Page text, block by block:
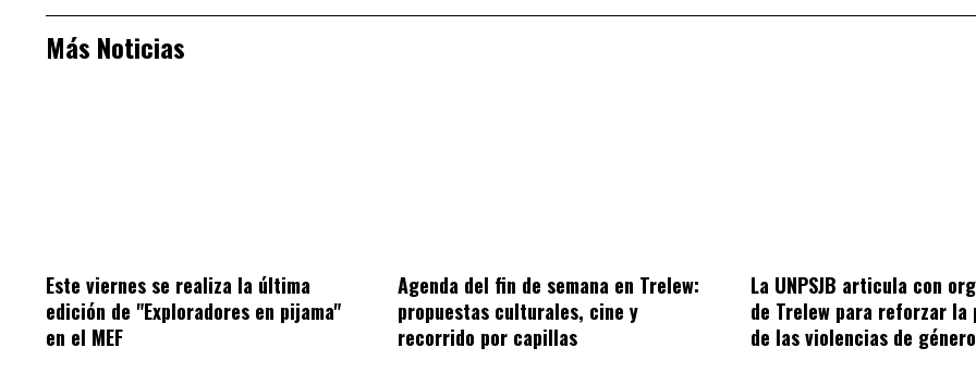
Más Noticias
Este viernes se realiza la última
edición de "Exploradores en pijama"
en el MEF
Agenda del fin de semana en Trelew:
propuestas culturales, cine y
recorrido por capillas
La UNPSJB articula con
de Trelew para reforzar la
de las violencias de género